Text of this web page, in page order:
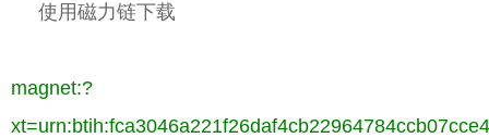
使用磁力链下载
magnet:?